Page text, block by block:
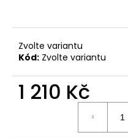
Zvolte variantu
Kód: Zvolte variantu
1 210 Kč